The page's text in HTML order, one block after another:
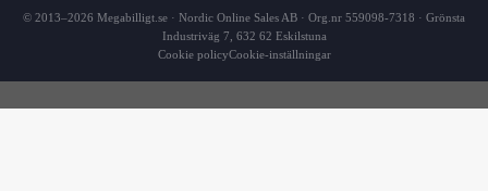
© 2013–2026 Megabilligt.se · Nordic Online Sales AB · Org.nr 559098-7318 · Grönsta
Industriväg 7, 632 62 Eskilstuna
Cookie policyCookie-inställningar